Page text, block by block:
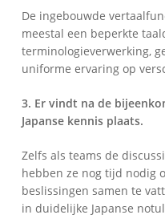
De ingebouwde
meestal een beperkte
terminologieverwerking,
uniforme ervaring op
3. Er vindt na de
Japanse kennis plaats.
Zelfs als teams de
hebben ze nog tijd nodig
beslissingen samen te
in duidelijke Japanse